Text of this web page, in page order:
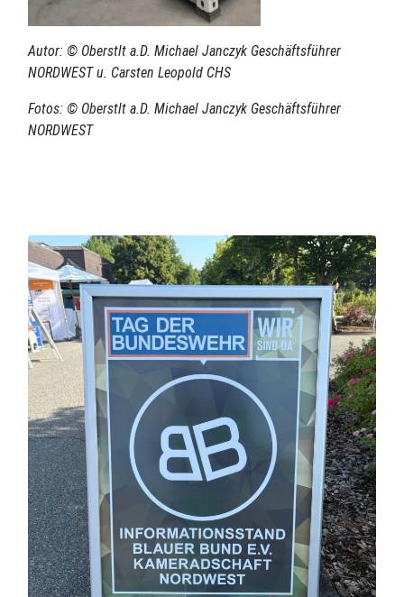
Autor: © Oberstlt a.D. Michael Janczyk Geschäftsführer
NORDWEST u. Carsten Leopold CHS
Fotos: © Oberstlt a.D. Michael Janczyk Geschäftsführer
NORDWEST